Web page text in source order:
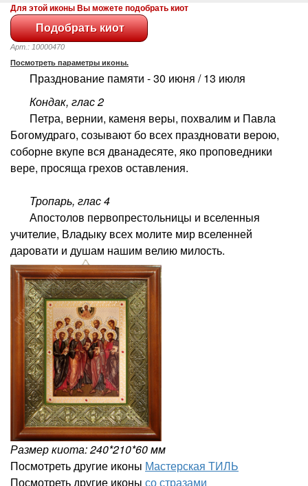
Для этой иконы Вы можете подобрать киот
Арт.: 10000470
Посмотреть параметры иконы.
Празднование памяти - 30 июня / 13 июля
Кондак, глас 2
Петра, вернии, каменя веры, похвалим и Павла
Богомудраго, созывают бо всех праздновати верою,
соборне вкупе вся дванадесяте, яко проповедники
вере, просяща грехов оставления.
Тропарь, глас 4
Апостолов первопрестольницы и вселенныя
учителие, Владыку всех молите мир вселенней
даровати и душам нашим велию милость.
Размер киота: 240*210*60 мм
Посмотреть другие иконы Мастерская ТИЛЬ
Посмотреть другие иконы со стразами